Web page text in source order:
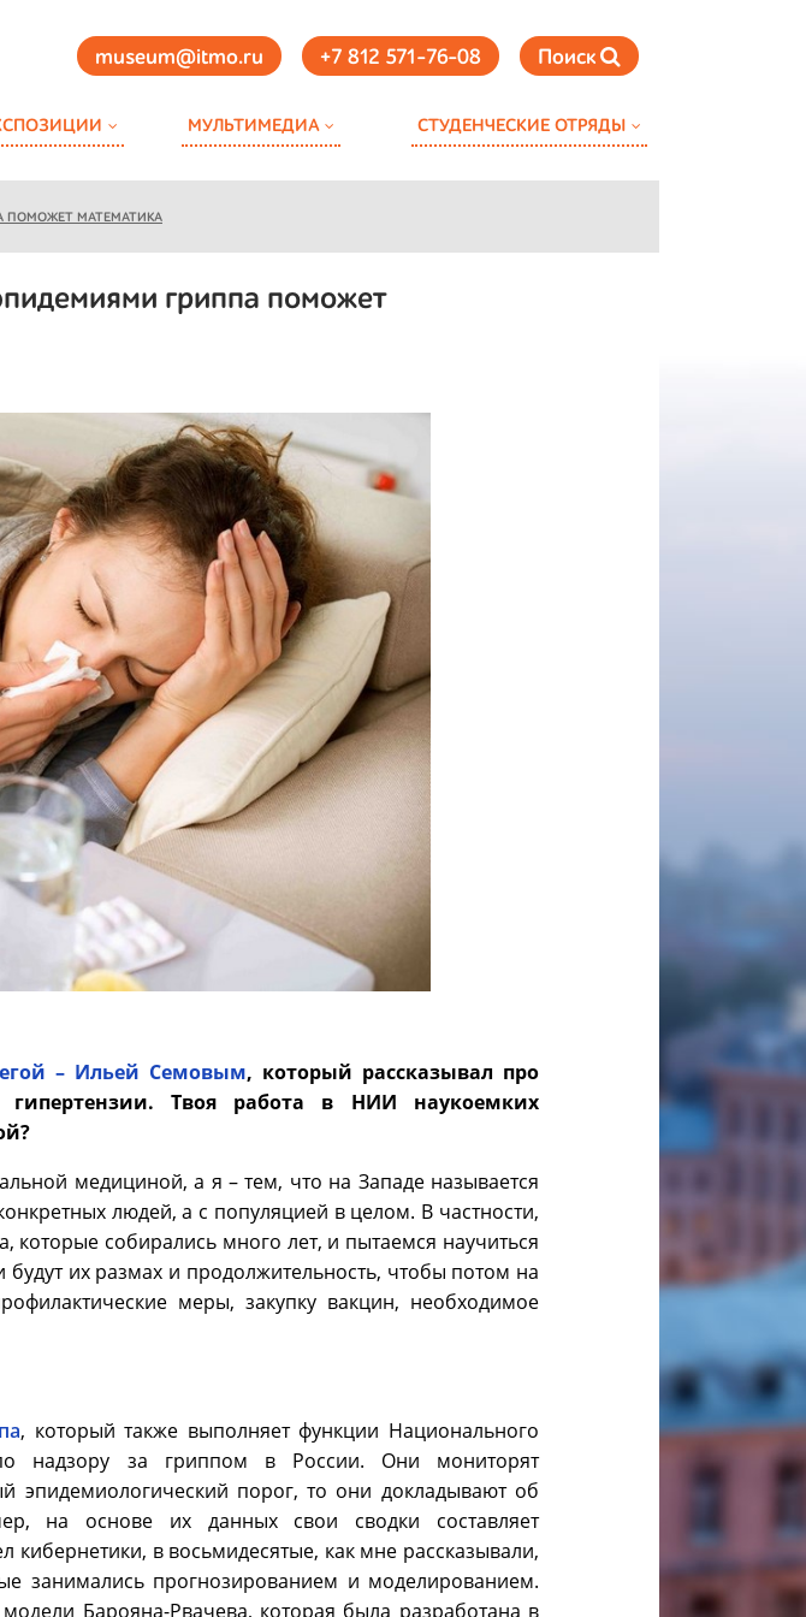
museum@itmo.ru +7 812 571-76-08 Поиск
МУЛЬТИМЕДИА СТУДЕНЧЕСКИЕ ОТРЯДЫ
ПОМОЖЕТ МАТЕМАТИКА
гриппа поможет
– Ильей Семовым, который рассказывал про
гипертензии. Твоя работа в НИИ наукоемких
медициной, а я – тем, что на Западе называется
людей, а с популяцией в целом. В частности,
собирались много лет, и пытаемся научиться
их размах и продолжительность, чтобы потом на
меры, закупку вакцин, необходимое
, который также выполняет функции Национального
надзору за гриппом в России. Они мониторят
эпидемиологический порог, то они докладывают об
на основе их данных свои сводки составляет
в восьмидесятые, как мне рассказывали,
занимались прогнозированием и моделированием.
Барояна-Рвачева, которая была разработана в